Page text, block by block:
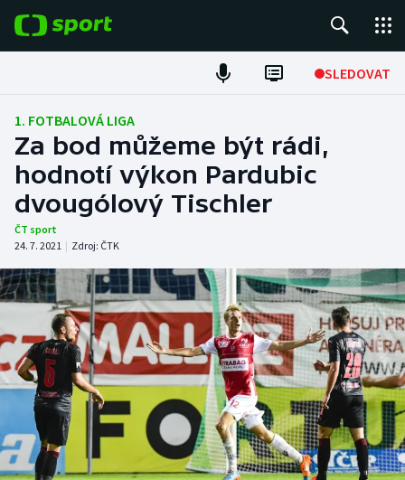
SLEDOVAT
Fotbal
Hokej
Tenis
Atletika
Cyklistika
DALŠÍ SPORTY
Americký fotbal
Baseball a softbal
Basketbal
NEPŘEHLÉDNĚTE
Soutěže
Historické návraty
1. FOTBALOVÁ LIGA
Za bod můžeme být rádi,
hodnotí výkon Pardubic
dvougólový Tischler
ČT sport
24. 7. 2021 | Zdroj: ČTK